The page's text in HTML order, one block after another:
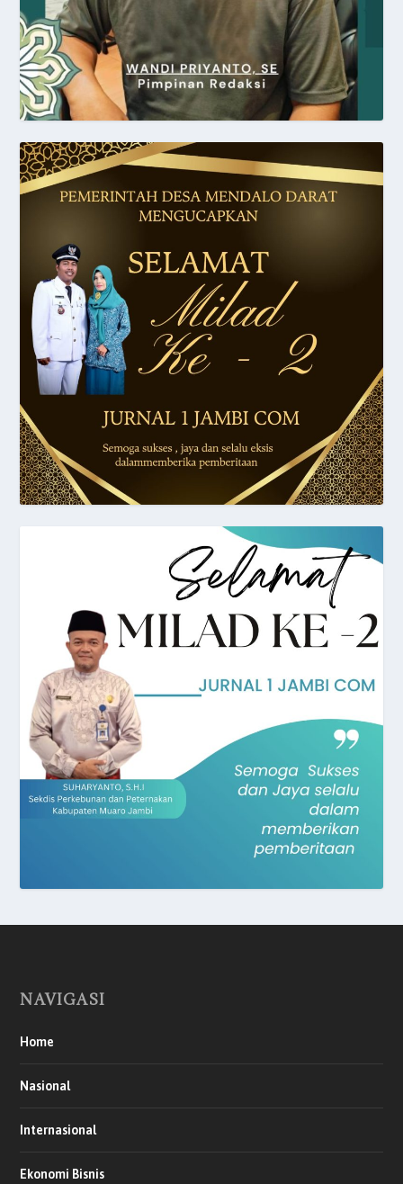
NAVIGASI
Home
Nasional
Internasional
Ekonomi Bisnis